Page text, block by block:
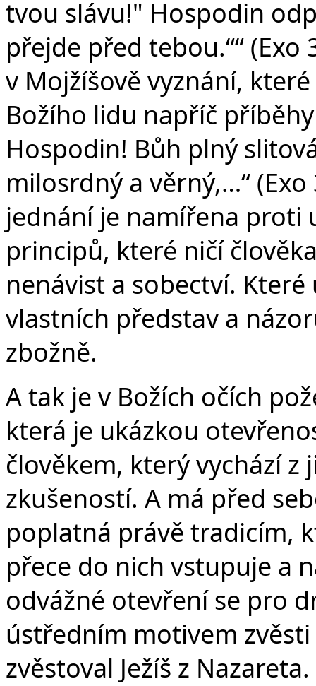
tvou slávu!" Hospodin
přejde před tebou.““ (Exo
v Mojžíšově vyznání,
Božího lidu napříč
Hospodin! Bůh plný
milosrdný a věrný,…“ (Exo
jednání je namířena proti
principů, které ničí
nenávist a sobectví.
vlastních představ a
zbožně.
A tak je v Božích očích
která je ukázkou
člověkem, který vychází z
zkušeností. A má před
poplatná právě tradicím,
přece do nich vstupuje a
odvážné otevření se pro
ústředním motivem
zvěstoval Ježíš z Nazareta.